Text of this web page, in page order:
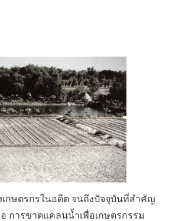
กษตรกรในอดีต จนถึงปัจจุบันที่สำคัญ
การขาดแคลนน้ำเพื่อเกษตรกรรม